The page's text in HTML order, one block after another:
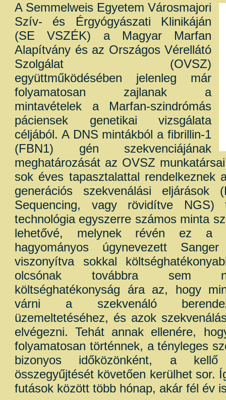
A Semmelweis Egyetem Városmajori
Szív- és Érgyógyászati Klinikáján
(SE VSZÉK) a Magyar Marfan
Alapítvány és az Országos Vérellátó
Szolgálat (OVSZ)
együttműködésében jelenleg már
folyamatosan zajlanak a
mintavételek a Marfan-szindrómás
páciensek genetikai vizsgálata
céljából. A DNS mintákból a fibrillin-1
(FBN1) gén szekvenciájának
meghatározását az OVSZ
sok éves tapasztalattal rendelkeznek
generációs szekvenálási eljárások
Sequencing, vagy rövidítve
technológia egyszerre számos minta
lehetővé, melynek révén ez a
hagyományos úgynevezett Sanger
viszonyítva sokkal
olcsónak továbbra sem
költséghatékonyság ára az, hogy
várni a szekvenáló
üzemeltetéséhez, és azok
elvégezni. Tehát annak ellenére,
folyamatosan történnek, a tényleges
bizonyos időközönként, a
összegyűjtését követően kerülhet sor.
futások között több hónap, akár fél év